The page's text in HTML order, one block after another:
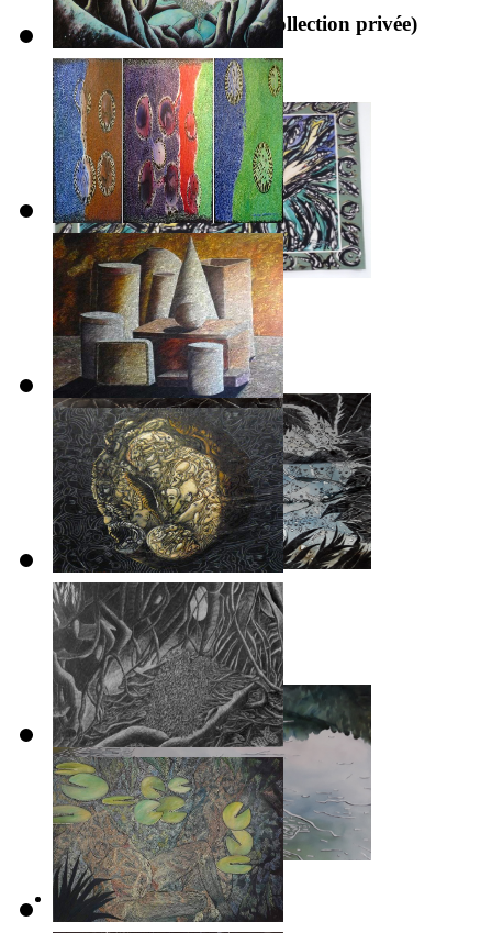
Tapisserie d’Aubusson (collection privée)
1996
Au fil de l’eau
2015
Sur les bords de la Loire
2014
Aleph